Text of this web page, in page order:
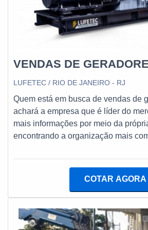
segmento, a empresa consegue
atendimento cuidadoso e que busca a
A E. C. A. Equipamentos Eletrônicos é
qualidade o que garante a melhor
parceiros novos e antigos....
VENDAS DE
LUFETEC / RIO DE JANEIRO - RJ
Quem está em busca de vendas de
achará a empresa que é líder do
mais informações por meio da
encontrando a organização mais
diesel, com os colaboradores da
qualidade.UM POUCO MAIS
GERADORES A DIESELA Lufetec
Energia foca seus esforços em criar
COTAR AGORA